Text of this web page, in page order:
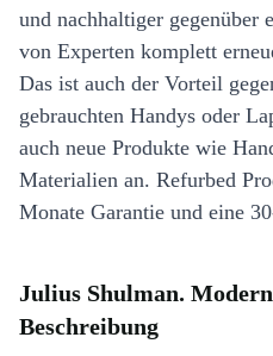
und nachhaltiger gegenüber
von Experten komplett
Das ist auch der Vorteil
gebrauchten Handys oder
auch neue Produkte wie
Materialien an. Refurbed
Monate Garantie und eine
Julius Shulman.
Beschreibung